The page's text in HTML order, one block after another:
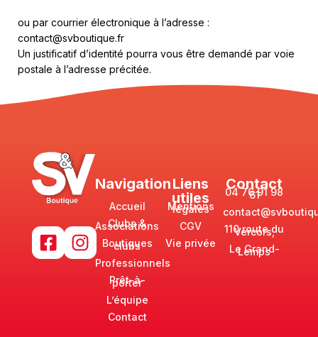
ou par courrier électronique à l’adresse :
contact@svboutique.fr
Un justificatif d’identité pourra vous être demandé par voie
postale à l’adresse précitée.
Navigation
Accueil
Clubs &
Associations
Boutiques
clubs
Professionnels
Prêt-à-
porter
L’équipe
Contact
Liens
utiles
Mentions
légales
CGV
Vie privée
Contact
04 76 91 98
61
110 route du
Vercors,
Le Grand-
Lemps